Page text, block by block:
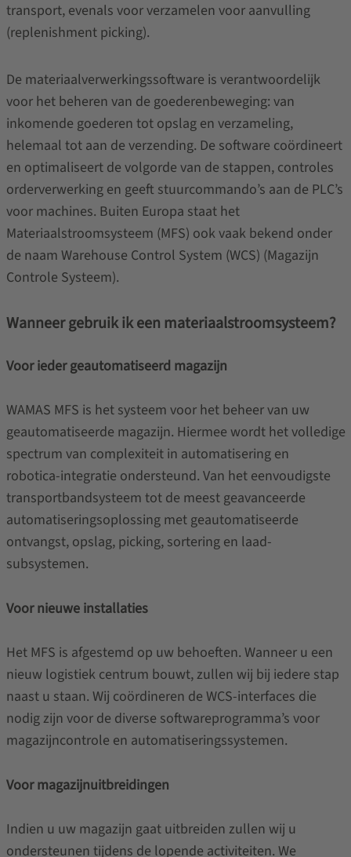
transport, evenals voor verzamelen voor aanvulling
(replenishment picking).
De materiaalverwerkingssoftware is verantwoordelijk
voor het beheren van de goederenbeweging: van
inkomende goederen tot opslag en verzameling,
helemaal tot aan de verzending. De software coördineert
en optimaliseert de volgorde van de stappen, controles
orderverwerking en geeft stuurcommando’s aan de PLC’s
voor machines. Buiten Europa staat het
Materiaalstroomsysteem (MFS) ook vaak bekend onder
de naam Warehouse Control System (WCS) (Magazijn
Controle Systeem).
Wanneer gebruik ik een materiaalstroomsysteem?
Voor ieder geautomatiseerd magazijn
WAMAS MFS is het systeem voor het beheer van uw
geautomatiseerde magazijn. Hiermee wordt het volledige
spectrum van complexiteit in automatisering en
robotica-integratie ondersteund. Van het eenvoudigste
transportbandsysteem tot de meest geavanceerde
automatiseringsoplossing met geautomatiseerde
ontvangst, opslag, picking, sortering en laad-
subsystemen.
Voor nieuwe installaties
Het MFS is afgestemd op uw behoeften. Wanneer u een
nieuw logistiek centrum bouwt, zullen wij bij iedere stap
naast u staan. Wij coördineren de WCS-interfaces die
nodig zijn voor de diverse softwareprogramma’s voor
magazijncontrole en automatiseringssystemen.
Voor magazijnuitbreidingen
Indien u uw magazijn gaat uitbreiden zullen wij u
ondersteunen tijdens de lopende activiteiten. We